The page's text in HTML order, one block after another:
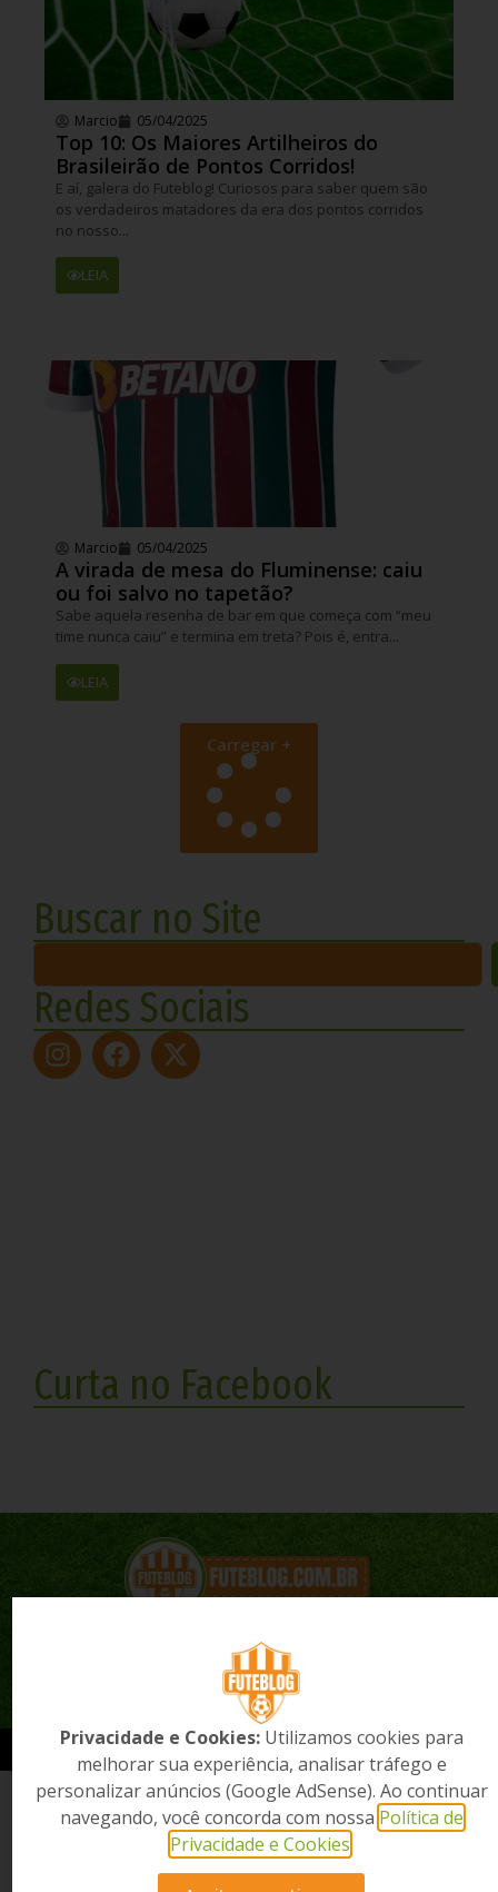
Marcio 05/04/2025
Top 10: Os Maiores Artilheiros do
Brasileirão de Pontos Corridos!
E aí, galera do Futeblog! Curiosos para saber quem são
os verdadeiros matadores da era dos pontos corridos
no nosso...
LEIA
Marcio 05/04/2025
A virada de mesa do Fluminense: caiu
ou foi salvo no tapetão?
Sabe aquela resenha de bar em que começa com “meu
time nunca caiu” e termina em treta? Pois é, entra...
LEIA
Carregar +
Buscar no Site
Redes Sociais
Curta no Facebook
Anuncie Aqui Contato
Apostas
2026 Futeblog, Notícias Esportivas. Todos os direitos reservados. Dzign®
Privacidade e Cookies:Utilizamos cookies para
melhorar sua experiência, analisar tráfego e
personalizar anúncios (Google AdSense). Ao continuar
navegando, você concorda com nossa Política de
Privacidade e Cookies